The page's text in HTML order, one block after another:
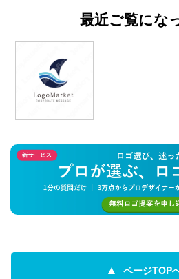
最近ご覧にな
ページTOP